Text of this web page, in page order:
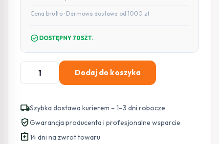
Cena brutto · Darmowa dostawa od 1000 zł
check_circle DOSTĘPNY 70SZT.
ilość
Zestaw
3
FDS
-
FAAC
Dodaj do koszyka
local_shippingSzybka dostawa kurierem – 1–3 dni robocze
verified_userGwarancja producenta i profesjonalne wsparcie
assignment_return14 dni na zwrot towaru